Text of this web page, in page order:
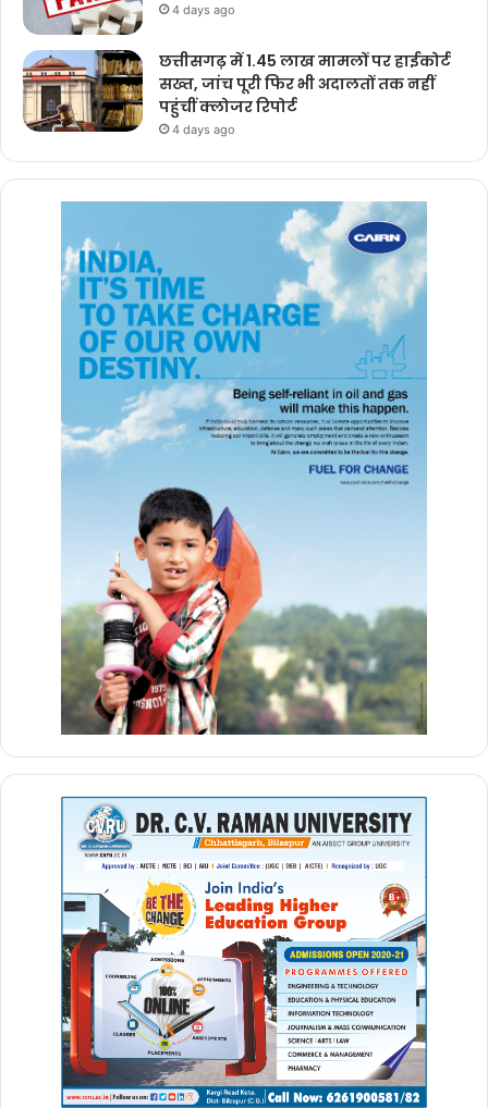
4 days ago
छत्तीसगढ़ में 1.45 लाख मामलों पर हाईकोर्ट
सख्त, जांच पूरी फिर भी अदालतों तक नहीं
पहुंचीं क्लोजर रिपोर्ट
4 days ago